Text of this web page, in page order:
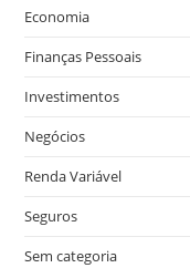
Economia
Finanças Pessoais
Investimentos
Negócios
Renda Variável
Seguros
Sem categoria